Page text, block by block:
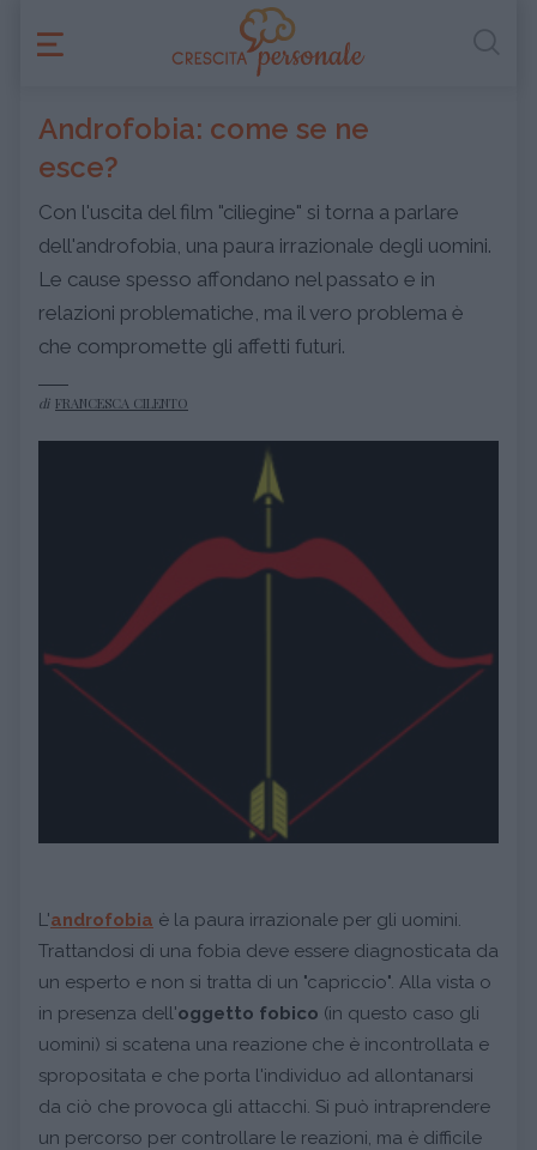
Androfobia: come se ne
esce?
Con l'uscita del film "ciliegine" si torna a parlare
dell'androfobia, una paura irrazionale degli uomini.
Le cause spesso affondano nel passato e in
relazioni problematiche, ma il vero problema è
che compromette gli affetti futuri.
di FRANCESCA CILENTO
L'androfobia è la paura irrazionale per gli uomini.
Trattandosi di una fobia deve essere diagnosticata da
un esperto e non si tratta di un "capriccio". Alla vista o
in presenza dell'oggetto fobico (in questo caso gli
uomini) si scatena una reazione che è incontrollata e
spropositata e che porta l'individuo ad allontanarsi
da ciò che provoca gli attacchi. Si può intraprendere
un percorso per controllare le reazioni, ma è difficile